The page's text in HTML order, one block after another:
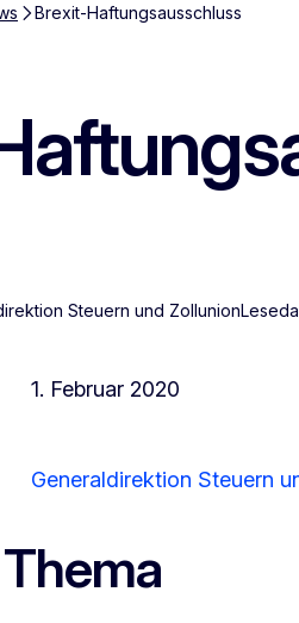
Brexit-Haftungsausschluss
Steuern und Zollunion
1. Februar 2020
Generaldirektion Steuern